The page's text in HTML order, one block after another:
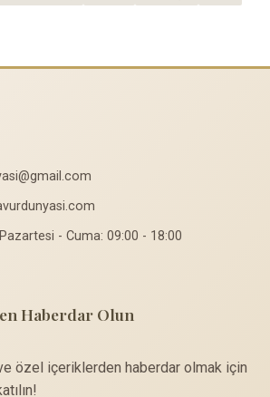
Pazartesi - Cuma: 09:00 - 18:00
Haberdar Olun
özel içeriklerden haberdar olmak için